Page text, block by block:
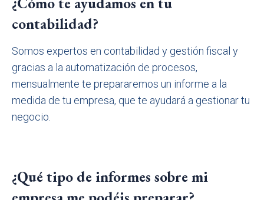
contabilidad?
Somos expertos en contabilidad y gestión fiscal y
gracias a la automatización de procesos,
mensualmente te prepararemos un informe a la
medida de tu empresa, que te ayudará a gestionar tu
negocio.
¿Qué tipo de informes sobre mi